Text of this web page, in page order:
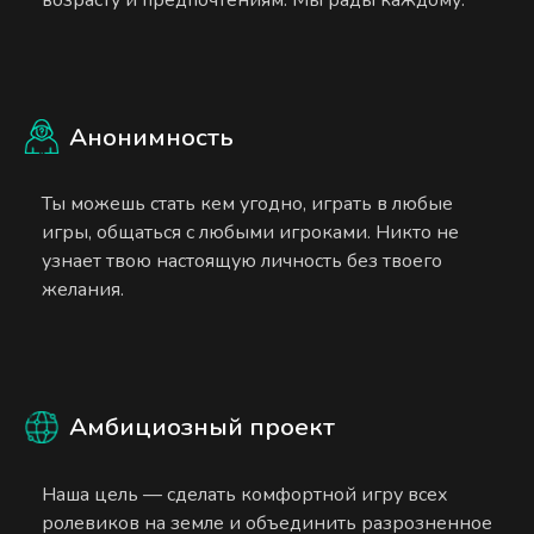
Анонимность
Ты можешь стать кем угодно, играть в любые
игры, общаться с любыми игроками. Никто не
узнает твою настоящую личность без твоего
желания.
Амбициозный проект
Наша цель — сделать комфортной игру всех
ролевиков на земле и объединить разрозненное